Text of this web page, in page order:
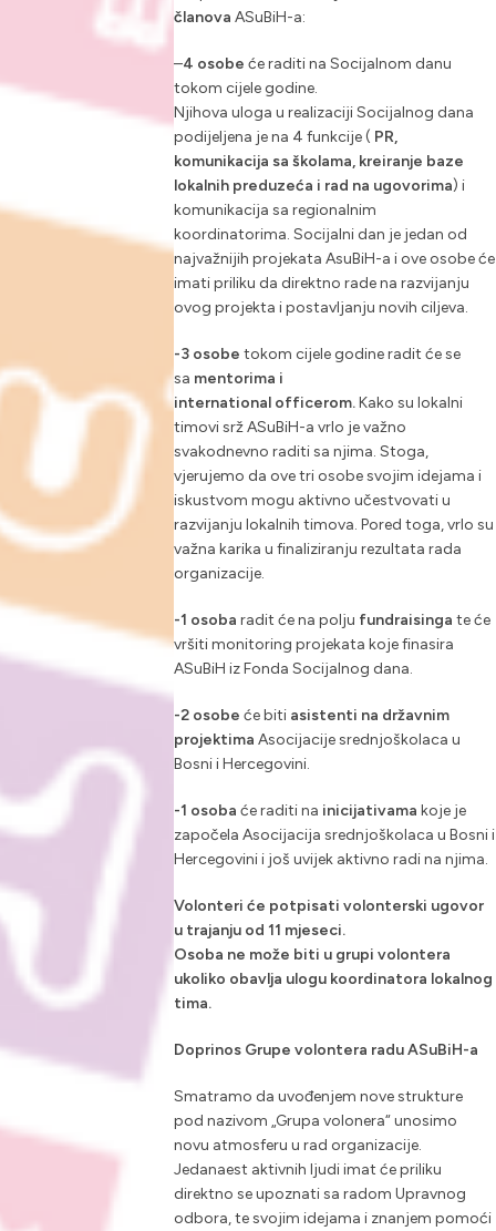
članova ASuBiH-a:
–4 osobe će raditi na Socijalnom danu
tokom cijele godine.
Njihova uloga u realizaciji Socijalnog dana
podijeljena je na 4 funkcije ( PR,
komunikacija sa školama, kreiranje baze
lokalnih preduzeća i rad na ugovorima) i
komunikacija sa regionalnim
koordinatorima. Socijalni dan je jedan od
najvažnijih projekata AsuBiH-a i ove osobe će
imati priliku da direktno rade na razvijanju
ovog projekta i postavljanju novih ciljeva.
-3 osobe tokom cijele godine radit će se
sa mentorima i
international officerom.Kako su lokalni
timovi srž ASuBiH-a vrlo je važno
svakodnevno raditi sa njima. Stoga,
vjerujemo da ove tri osobe svojim idejama i
iskustvom mogu aktivno učestvovati u
razvijanju lokalnih timova. Pored toga, vrlo su
važna karika u finaliziranju rezultata rada
organizacije.
-1 osoba radit će na polju fundraisinga te će
vršiti monitoring projekata koje finasira
ASuBiH iz Fonda Socijalnog dana.
-2 osobe će biti asistenti na državnim
projektima Asocijacije srednjoškolaca u
Bosni i Hercegovini.
-1 osoba će raditi na inicijativama koje je
započela Asocijacija srednjoškolaca u Bosni i
Hercegovini i još uvijek aktivno radi na njima.
Volonteri će potpisati volonterski ugovor
u trajanju od 11 mjeseci.
Osoba ne može biti u grupi volontera
ukoliko obavlja ulogu koordinatora lokalnog
tima.
Doprinos Grupe volontera radu ASuBiH-a
Smatramo da uvođenjem nove strukture
pod nazivom „Grupa volonera“ unosimo
novu atmosferu u rad organizacije.
Jedanaest aktivnih ljudi imat će priliku
direktno se upoznati sa radom Upravnog
odbora, te svojim idejama i znanjem pomoći